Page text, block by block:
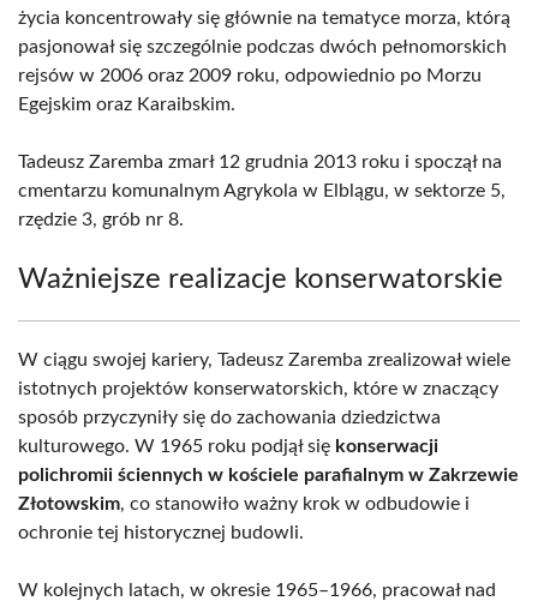
życia koncentrowały się głównie na tematyce morza, którą
pasjonował się szczególnie podczas dwóch pełnomorskich
rejsów w 2006 oraz 2009 roku, odpowiednio po Morzu
Egejskim oraz Karaibskim.
Tadeusz Zaremba zmarł 12 grudnia 2013 roku i spoczął na
cmentarzu komunalnym Agrykola w Elblągu, w sektorze 5,
rzędzie 3, grób nr 8.
Ważniejsze realizacje konserwatorskie
W ciągu swojej kariery, Tadeusz Zaremba zrealizował wiele
istotnych projektów konserwatorskich, które w znaczący
sposób przyczyniły się do zachowania dziedzictwa
kulturowego. W 1965 roku podjął się konserwacji
polichromii ściennych w kościele parafialnym w Zakrzewie
Złotowskim, co stanowiło ważny krok w odbudowie i
ochronie tej historycznej budowli.
W kolejnych latach, w okresie 1965–1966, pracował nad